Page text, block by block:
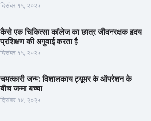
दिसंबर १५, २०२५
कैसे एक चिकित्सा कॉलेज का छात्र जीवनरक्षक हृदय
प्रशिक्षण की अगुवाई करता है
दिसंबर १५, २०२५
चमत्कारी जन्म: विशालकाय ट्यूमर के ऑपरेशन के
बीच जन्मा बच्चा
दिसंबर १४, २०२५